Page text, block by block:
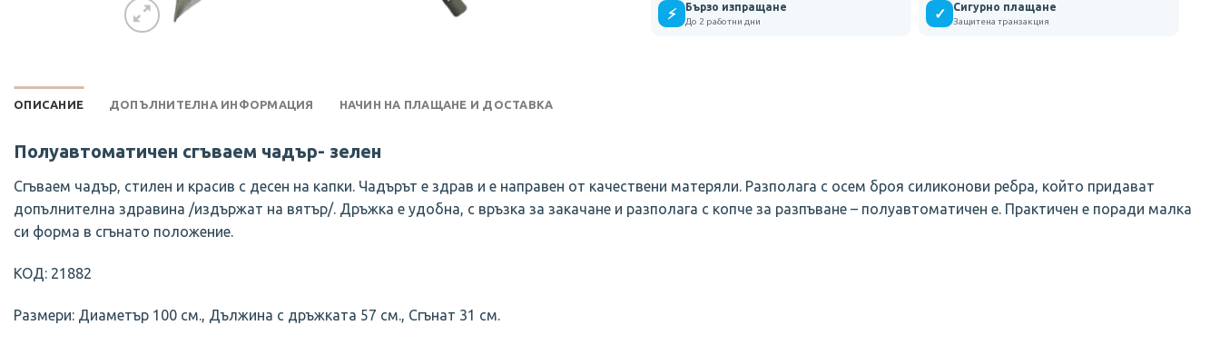
⚡ Бързо изпращане
До 2 работни дни ✓ Сигурно плащане
Защитена транзакция
ОПИСАНИЕ ДОПЪЛНИТЕЛНА ИНФОРМАЦИЯ НАЧИН НА ПЛАЩАНЕ И ДОСТАВКА
Полуавтоматичен сгъваем чадър- зелен
Сгъваем чадър, стилен и красив с десен на капки. Чадърът е здрав и е направен от качествени матеряли. Разполага с осем броя силиконови ребра, който придават
допълнителна здравина /издържат на вятър/. Дръжка е удобна, с връзка за закачане и разполага с копче за разпъване – полуавтоматичен е. Практичен е поради малка
си форма в сгънато положение.
КОД: 21882
Размери: Диаметър 100 см., Дължина с дръжката 57 см., Сгънат 31 см.